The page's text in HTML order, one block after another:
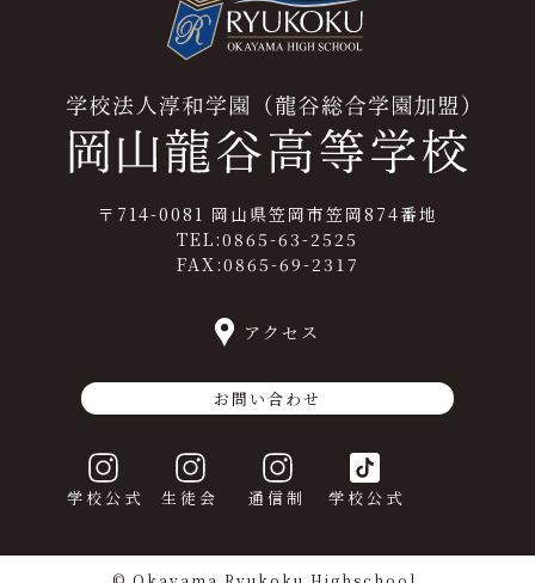
〒714-0081 岡山県笠岡市笠岡874番地
TEL:0865-63-2525
FAX:0865-69-2317
アクセス
お問い合わせ
学校公式 生徒会 通信制 学校公式